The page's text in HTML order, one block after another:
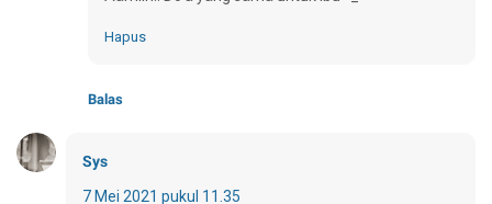
Hapus
Balas
Sys
7 Mei 2021 pukul 11.35